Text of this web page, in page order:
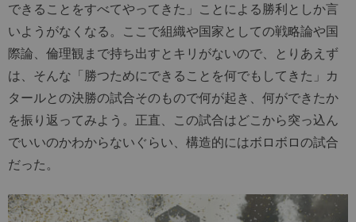
できることをすべてやってきた」ことによる勝利としか言
いようがなくなる。ここで組織や国家としての戦略論や国
際論、倫理観まで持ち出すとキリがないので、とりあえず
は、そんな「勝つためにできることを何でもしてきた」カ
タールとの決勝の試合そのもので何が起き、何ができたか
を振り返ってみよう。正直、この試合はどこから突っ込ん
でいいのかわからないぐらい、構造的にはボロボロの試合
だった。